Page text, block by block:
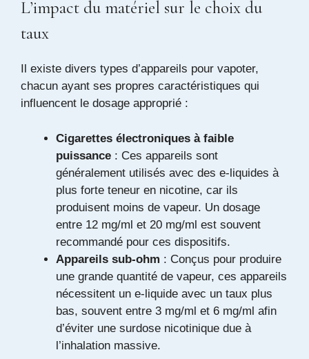
L’impact du matériel sur le choix du
taux
Il existe divers types d’appareils pour vapoter,
chacun ayant ses propres caractéristiques qui
influencent le dosage approprié :
Cigarettes électroniques à faible
puissance : Ces appareils sont
généralement utilisés avec des e-liquides à
plus forte teneur en nicotine, car ils
produisent moins de vapeur. Un dosage
entre 12 mg/ml et 20 mg/ml est souvent
recommandé pour ces dispositifs.
Appareils sub-ohm : Conçus pour produire
une grande quantité de vapeur, ces appareils
nécessitent un e-liquide avec un taux plus
bas, souvent entre 3 mg/ml et 6 mg/ml afin
d’éviter une surdose nicotinique due à
l’inhalation massive.